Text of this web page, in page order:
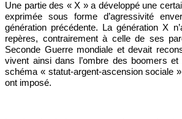
Une partie des « X » a développé une
exprimée sous forme d’agressivité
génération précédente. La génération X
repères, contrairement à celle de ses
Seconde Guerre mondiale et devait
vivent ainsi dans l’ombre des boomers
schéma « statut-argent-ascension sociale
ont imposé.